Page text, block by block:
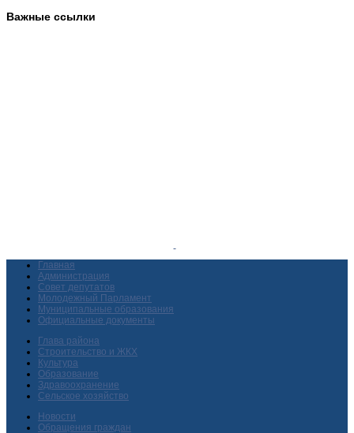
Важные ссылки
Главная
Администрация
Совет депутатов
Молодежный Парламент
Муниципальные образования
Официальные документы
Глава района
Строительство и ЖКХ
Культура
Образование
Здравоохранение
Сельское хозяйство
Новости
Обращения граждан